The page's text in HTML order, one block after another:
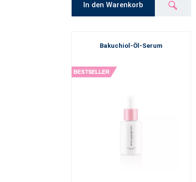
In den Warenkorb
Bakuchiol-Öl-Serum